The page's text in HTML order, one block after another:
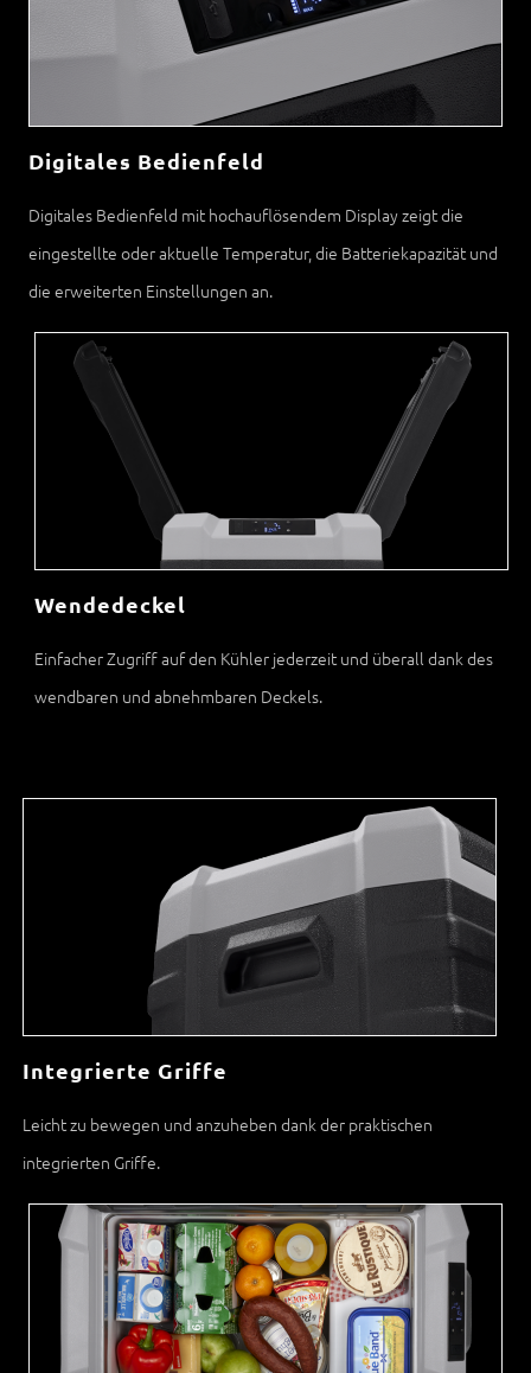
Digitales Bedienfeld
Digitales Bedienfeld mit hochauflösendem Display zeigt die
eingestellte oder aktuelle Temperatur, die Batteriekapazität und
die erweiterten Einstellungen an.
Wendedeckel
Einfacher Zugriff auf den Kühler jederzeit und überall dank des
wendbaren und abnehmbaren Deckels.
Integrierte Griffe
Leicht zu bewegen und anzuheben dank der praktischen
integrierten Griffe.